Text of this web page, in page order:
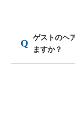
ゲストのヘ
ますか？